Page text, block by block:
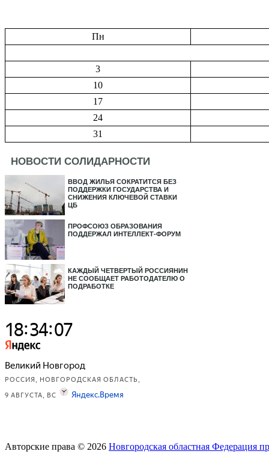
Пн
3
10
17
24
31
НОВОСТИ СОЛИДАРНОСТИ
ВВОД ЖИЛЬЯ СОКРАТИТСЯ БЕЗ
ПОДДЕРЖКИ ГОСУДАРСТВА И
СНИЖЕНИЯ КЛЮЧЕВОЙ СТАВКИ
ЦБ
ПРОФСОЮЗ ОБРАЗОВАНИЯ
ПОДДЕРЖАЛ ИНТЕЛЛЕКТ-ФОРУМ
КАЖДЫЙ ЧЕТВЕРТЫЙ РОССИЯНИН
НЕ СООБЩАЕТ РАБОТОДАТЕЛЮ О
ПОДРАБОТКЕ
Авторские права © 2026 Новгородская областная Федерация